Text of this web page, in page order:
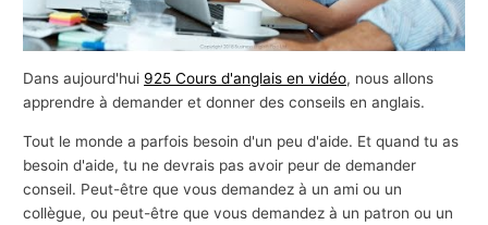
Dans aujourd'hui 925 Cours d'anglais en vidéo, nous allons
apprendre à demander et donner des conseils en anglais.
Tout le monde a parfois besoin d'un peu d'aide. Et quand tu as
besoin d'aide, tu ne devrais pas avoir peur de demander
conseil. Peut-être que vous demandez à un ami ou un
collègue, ou peut-être que vous demandez à un patron ou un
r
e